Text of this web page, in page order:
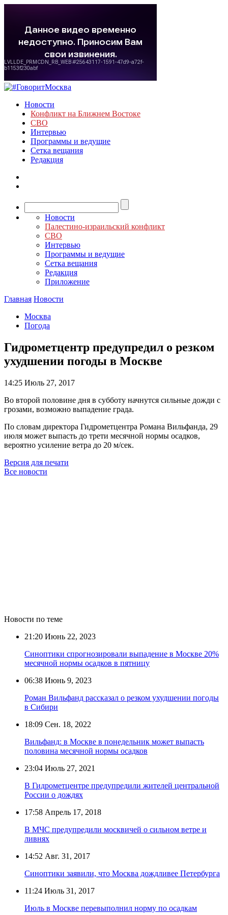
Новости
Конфликт на Ближнем Востоке
СВО
Интервью
Программы и ведущие
Сетка вещания
Редакция
Новости
Палестино-израильский конфликт
СВО
Интервью
Программы и ведущие
Сетка вещания
Редакция
Приложение
Главная Новости
Москва
Погода
Гидрометцентр предупредил о резком
ухудшении погоды в Москве
14:25 Июль 27, 2017
Во второй половине дня в субботу начнутся сильные дожди с
грозами, возможно выпадение града.
По словам директора Гидрометцентра Романа Вильфанда, 29
июля может выпасть до трети месячной нормы осадков,
вероятно усиление ветра до 20 м/сек.
Версия для печати
Все новости
Новости по теме
21:20 Июнь 22, 2023
Синоптики спрогнозировали выпадение в Москве 20%
месячной нормы осадков в пятницу
06:38 Июнь 9, 2023
Роман Вильфанд рассказал о резком ухудшении погоды
в Сибири
18:09 Сен. 18, 2022
Вильфанд: в Москве в понедельник может выпасть
половина месячной нормы осадков
23:04 Июль 27, 2021
В Гидрометцентре предупредили жителей центральной
России о дождях
17:58 Апрель 17, 2018
В МЧС предупредили москвичей о сильном ветре и
ливнях
14:52 Авг. 31, 2017
Синоптики заявили, что Москва дождливее Петербурга
11:24 Июль 31, 2017
Июль в Москве перевыполнил норму по осадкам